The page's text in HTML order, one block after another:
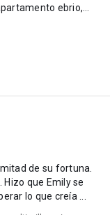
ebrio,
de su fortuna.
que Emily se
lo que creía ...